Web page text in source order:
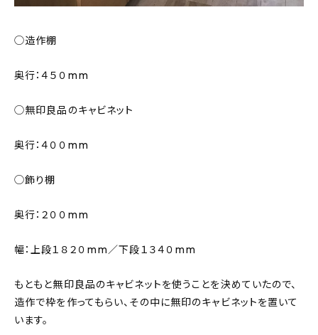
◯造作棚
奥行：４５０mm
◯無印良品のキャビネット
奥行：４００mm
◯飾り棚
奥行：２００mm
幅：上段１８２０mm／下段１３４０mm
もともと無印良品のキャビネットを使うことを決めていたので、
造作で枠を作ってもらい、その中に無印のキャビネットを置いて
います。